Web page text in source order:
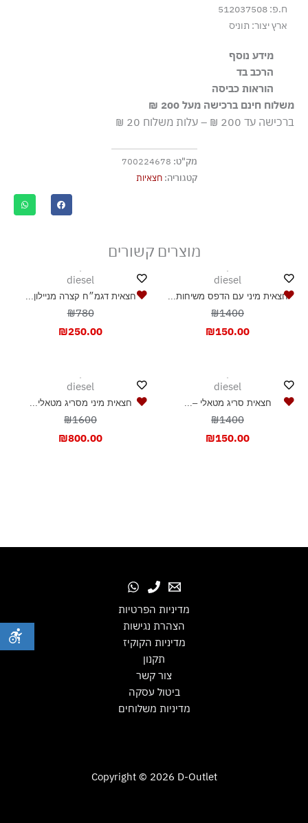
ח.פ: 512037508
ארץ יצור: תוניס
מידע נוסף
חמישה כיסים
הרכב בד
100% כותנה
הוראות כביסה
כביסה עדינה במכונה עד-30°C
ללא חומרי הלבנה, ללא השריה
גיהוץ בחום נמוך
אסור לנקות בניקוי יבש
משלוח חינם ברכישה מעל 200 ₪
ברכישה עד 200 ₪ – עלות משלוח 20 ₪
מק"ט: 700224678
קטגוריה:חצאיות
מוצרים קשורים
diesel
חצאית מיני עם הדפס משיחות...
₪1400
₪150.00
diesel
חצאית דגמ״ח קצרה מניילון...
₪780
₪250.00
diesel
חצאית סריג מטאלי –...
₪1400
₪150.00
diesel
חצאית מיני מסריג מטאלי...
₪1600
₪800.00
מדיניות הפרטיות
הצהרת נגישות
מדיניות הקוקיז
תקנון
צור קשר
ביטול עסקה
מדיניות משלוחים
Copyright © 2026 D-Outlet